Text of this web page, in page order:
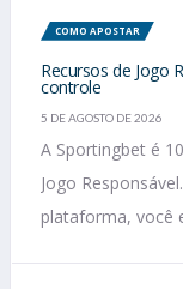
COMO APOSTAR
Recursos de Jogo
controle
5 DE AGOSTO DE 2026
A Sportingbet é
Jogo
plataforma, você